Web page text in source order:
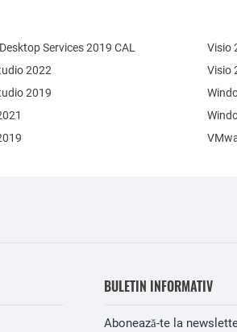
Services 2019 CAL
2022
2019
Visio
Visio
BULETIN INFORMATIV
Abonează-te la